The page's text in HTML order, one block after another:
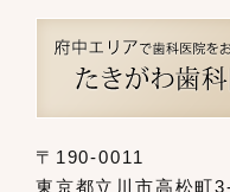
〒190-0011
東京都立川市高松町